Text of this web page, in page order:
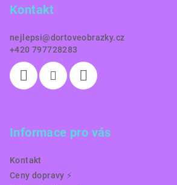
Kontakt
nejlepsi@dortoveobrazky.cz
+420 797728283
Informace pro vás
Kontakt
Ceny dopravy ⚡️